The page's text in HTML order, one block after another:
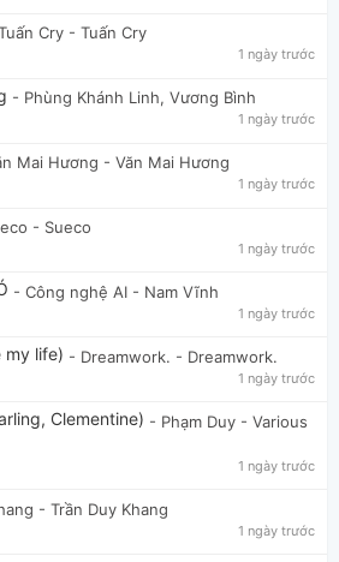
Cry - Tuấn Cry
1 ngày trước
- Phùng Khánh Linh, Vương Bình
1 ngày trước
Mai Hương - Văn Mai Hương
1 ngày trước
- Sueco
1 ngày trước
- Công nghệ AI - Nam Vĩnh
1 ngày trước
my life) - Dreamwork. - Dreamwork.
1 ngày trước
Clementine) - Phạm Duy - Various
1 ngày trước
- Trần Duy Khang
1 ngày trước